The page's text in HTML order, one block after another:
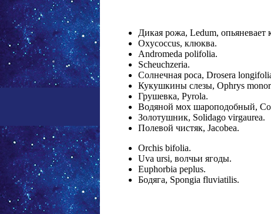
Дикая рожа, Ledum, опьяневает
Oxycoccus, клюква.
Andromeda polifolia.
Scheuchzeria.
Солнечная poca, Drosera
Кукушкины слезы, Ophrys
Грушевка, Pyrola.
Водяной мох шароподобный,
Золотушник, Solidago virgaurea.
Полевой чистяк, Jacobea.
Orchis bifolia.
Uva ursi, волчьи ягоды.
Euphorbia peplus.
Бодяга, Spongia fluviatilis.